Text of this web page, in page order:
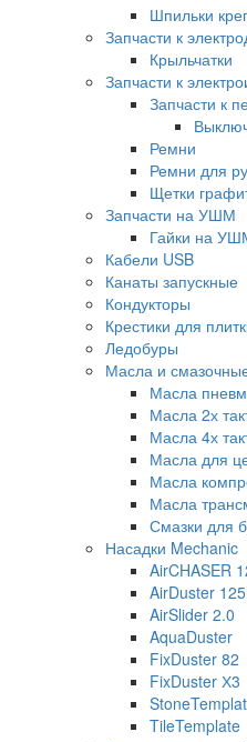
Шпильки
Запчасти к
Крыльчатки
Запчасти к
Запчасти к
Ремни
Ремни для
Щетки
Запчасти на УШМ
Гайки на
Кабели USB
Канаты запускные
Кондукторы
Крестики для
Ледобуры
Масла и
Масла
Масла 2х
Масла 4х
Масла для
Масла
Масла
Смазки для
Насадки Mechanic
AirCHASER
AirDuster 125
AirSlider 2.0
AquaDuster
FixDuster 82
FixDuster Х3
TileTemplate